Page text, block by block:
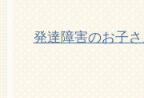
発達障害のお子